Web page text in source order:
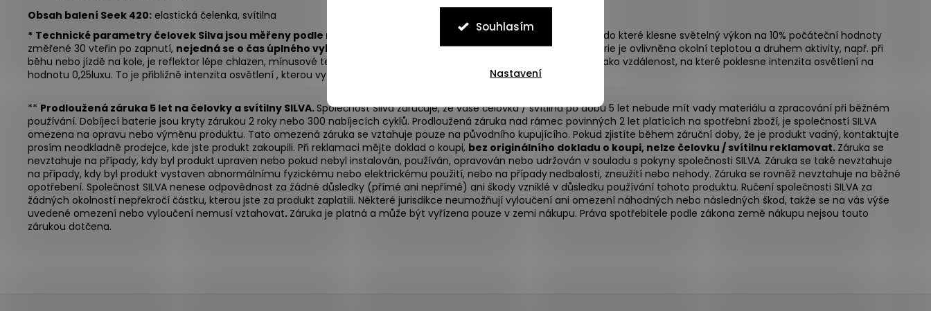
Souhlasím
Nastavení
Obsah balení Seek 420: elastická čelenka, svítilna
* Technické parametry čelovek Silva jsou měřeny podle normy ANSI FL1.
Čas výdrže baterie je udáván jako doba, do které klesne světelný výkon na 10% počáteční hodnoty
změřené 30 vteřin po zapnutí, nejedná se o čas úplného vybití
, po té přejde čelovka do rezervního módu. Výdrž baterie je ovlivněna okolní teplotou a druhem aktivity, např. při
běhu nebo jízdě na kole, je reflektor lépe chlazen, mínusové teploty naopak ubírají baterii na kapacitě. Dosvit se uvádí jako vzdálenost, na které poklesne intenzita osvětlení na
hodnotu 0,25luxu. To je přibližně intenzita osvětlení , kterou vytváří Měsíc v úplňku za jasné oblohy.
** Prodloužená záruka 5 let na čelovky a svítilny SILVA.Společnost Silva zaručuje, že vaše čelovka / svítilna po dobu 5 let nebude mít vady materiálu a zpracování při běžném
používání. Dobíjecí baterie jsou kryty zárukou 2 roky nebo 300 nabíjecích cyklů. Prodloužená záruka nad rámec povinných 2 let platících na spotřební zboží, je společností SILVA
omezena na opravu nebo výměnu produktu. Tato omezená záruka se vztahuje pouze na původního kupujícího. Pokud zjistíte během záruční doby, že je produkt vadný, kontaktujte
prosím neodkladně prodejce, kde jste produkt zakoupili. Při reklamaci mějte doklad o koupi, bez originálního dokladu o koupi, nelze čelovku / svítilnu reklamovat. Záruka se
nevztahuje na případy, kdy byl produkt upraven nebo pokud nebyl instalován, používán, opravován nebo udržován v souladu s pokyny společnosti SILVA. Záruka se také nevztahuje
na případy, kdy byl produkt vystaven abnormálnímu fyzickému nebo elektrickému použití, nebo na případynedbalosti, zneužití nebo nehody. Záruka se rovněž nevztahuje na běžné
opotřebení. Společnost SILVA nenese odpovědnost za žádné důsledky (přímé ani nepřímé) ani škody vzniklé v důsledku používání tohoto produktu. Ručení společnosti SILVA za
žádných okolností nepřekročí částku, kterou jste za produkt zaplatili. Některé jurisdikce neumožňují vyloučení ani omezení náhodných nebo následných škod, takže se na vás výše
uvedené omezení nebo vyloučení nemusí vztahovat. Záruka je platná a může být vyřízena pouze v zemi nákupu. Práva spotřebitele podle zákona země nákupu nejsou touto
zárukou dotčena.